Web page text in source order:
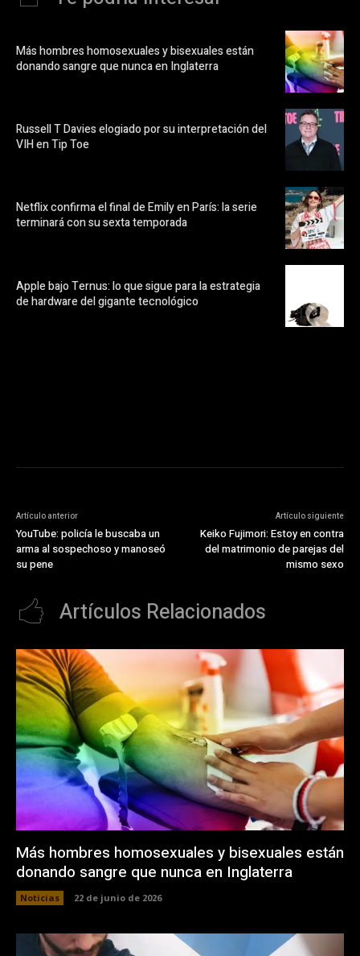
Más hombres homosexuales y bisexuales están
donando sangre que nunca en Inglaterra
Russell T Davies elogiado por su interpretación del
VIH en Tip Toe
Netflix confirma el final de Emily en París: la serie
terminará con su sexta temporada
Apple bajo Ternus: lo que sigue para la estrategia
de hardware del gigante tecnológico
Artículo anterior
YouTube: policía le buscaba un
arma al sospechoso y manoseó
su pene
Artículo siguiente
Keiko Fujimori: Estoy en contra
del matrimonio de parejas del
mismo sexo
Artículos Relacionados
Más hombres homosexuales y bisexuales están
donando sangre que nunca en Inglaterra
Noticias 22 de junio de 2026